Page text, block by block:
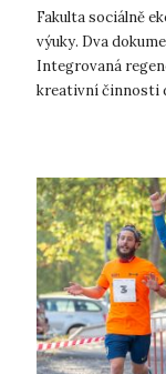
Fakulta sociálně
výuky. Dva
Integrovaná
kreativní činnosti